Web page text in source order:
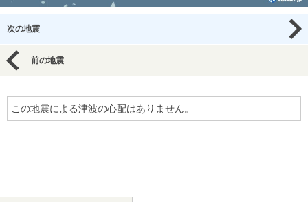
次の地震
前の地震
この地震による津波の心配はありません。